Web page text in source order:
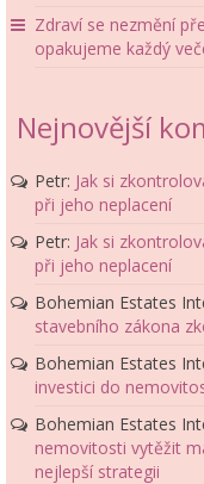
Zdraví se nezmění
opakujeme každý
Nejnovější
Petr: Jak si
při jeho neplacení
Petr: Jak si
při jeho neplacení
Bohemian Estates
stavebního zákona
Bohemian Estates
investici do
Bohemian Estates
nemovitosti vytěžit
nejlepší strategii